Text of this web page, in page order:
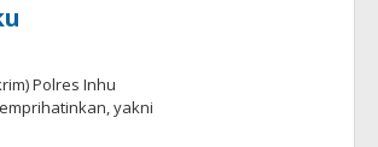
Polres Inhu
yakni